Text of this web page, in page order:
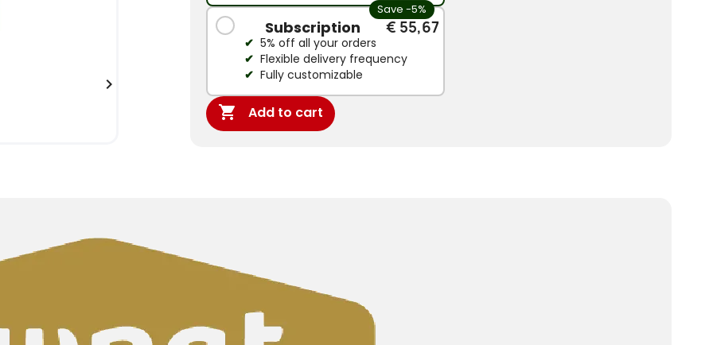

Save -5%
Subscription € 55,67
5% off all your orders
Flexible delivery frequency
Fully customizable
 Add to cart